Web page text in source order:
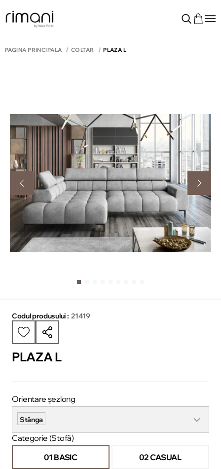
PAGINA PRINCIPALĂ COLTAR PLAZA L
Codul produsului : 21419
PLAZA L
Orientare șezlong
Stânga
Categorie (Stofă)
01 BASIC
02 CASUAL